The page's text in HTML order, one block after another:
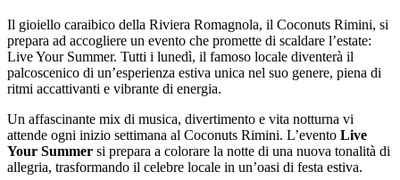
Il gioiello caraibico della Riviera Romagnola, il Coconuts Rimini, si
prepara ad accogliere un evento che promette di scaldare l’estate:
Live Your Summer. Tutti i lunedì, il famoso locale diventerà il
palcoscenico di un’esperienza estiva unica nel suo genere, piena di
ritmi accattivanti e vibrante di energia.
Un affascinante mix di musica, divertimento e vita notturna vi
attende ogni inizio settimana al Coconuts Rimini. L’evento Live
Your Summer si prepara a colorare la notte di una nuova tonalità di
allegria, trasformando il celebre locale in un’oasi di festa estiva.